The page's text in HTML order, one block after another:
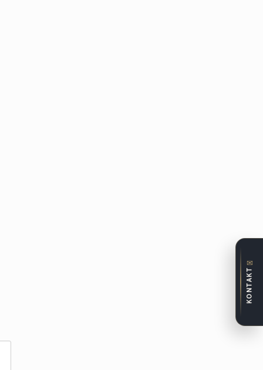
✉
KONTAKT